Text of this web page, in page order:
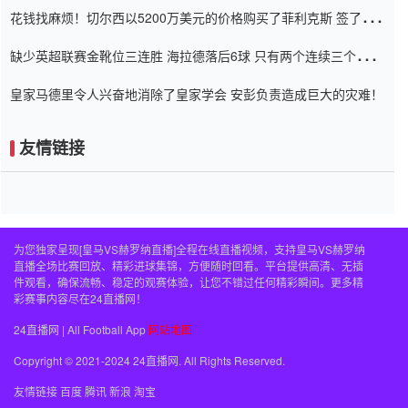
花钱找麻烦！切尔西以5200万美元的价格购买了菲利克斯 签了7年
缺少英超联赛金靴位三连胜 海拉德落后6球 只有两个连续三个连续
皇家马德里令人兴奋地消除了皇家学会 安彭负责造成巨大的灾难！
友情链接
为您独家呈现[皇马VS赫罗纳直播]全程在线直播视频，支持皇马VS赫罗纳
直播全场比赛回放、精彩进球集锦，方便随时回看。平台提供高清、无插
件观看，确保流畅、稳定的观赛体验，让您不错过任何精彩瞬间。更多精
彩赛事内容尽在24直播网！
24直播网 | All Football App 网站地图
Copyright © 2021-2024 24直播网. All Rights Reserved.
友情链接百度腾讯新浪 淘宝